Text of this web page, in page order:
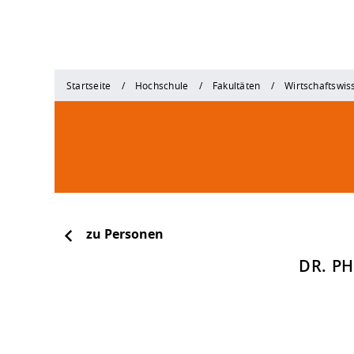
Startseite Hochschule Fakultäten
zu Personen
DR.